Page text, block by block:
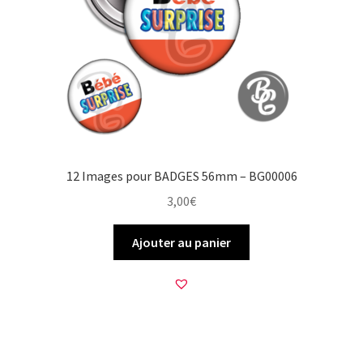
12 Images pour BADGES 56mm – BG00006
3,00€
Ajouter au panier